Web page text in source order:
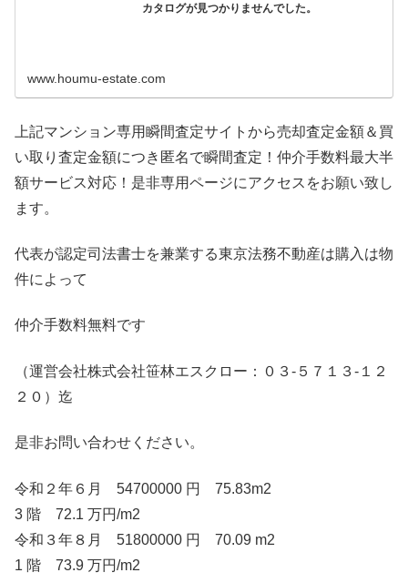
カタログが見つかりませんでした。
www.houmu-estate.com
上記マンション専用瞬間査定サイトから売却査定金額＆買
い取り査定金額につき匿名で瞬間査定！仲介手数料最大半
額サービス対応！是非専用ページにアクセスをお願い致し
ます。
代表が認定司法書士を兼業する東京法務不動産は購入は物
件によって
仲介手数料無料です
（運営会社株式会社笹林エスクロー：０３-５７１３-１２
２０）迄
是非お問い合わせください。
令和２年６月 54700000 円 75.83m2
3 階 72.1 万円/m2
令和３年８月 51800000 円 70.09 m2
1 階 73.9 万円/m2